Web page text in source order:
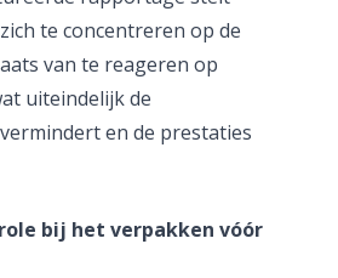
te concentreren op de
van te reageren op
uiteindelijk de
en de prestaties
bij het verpakken vóór